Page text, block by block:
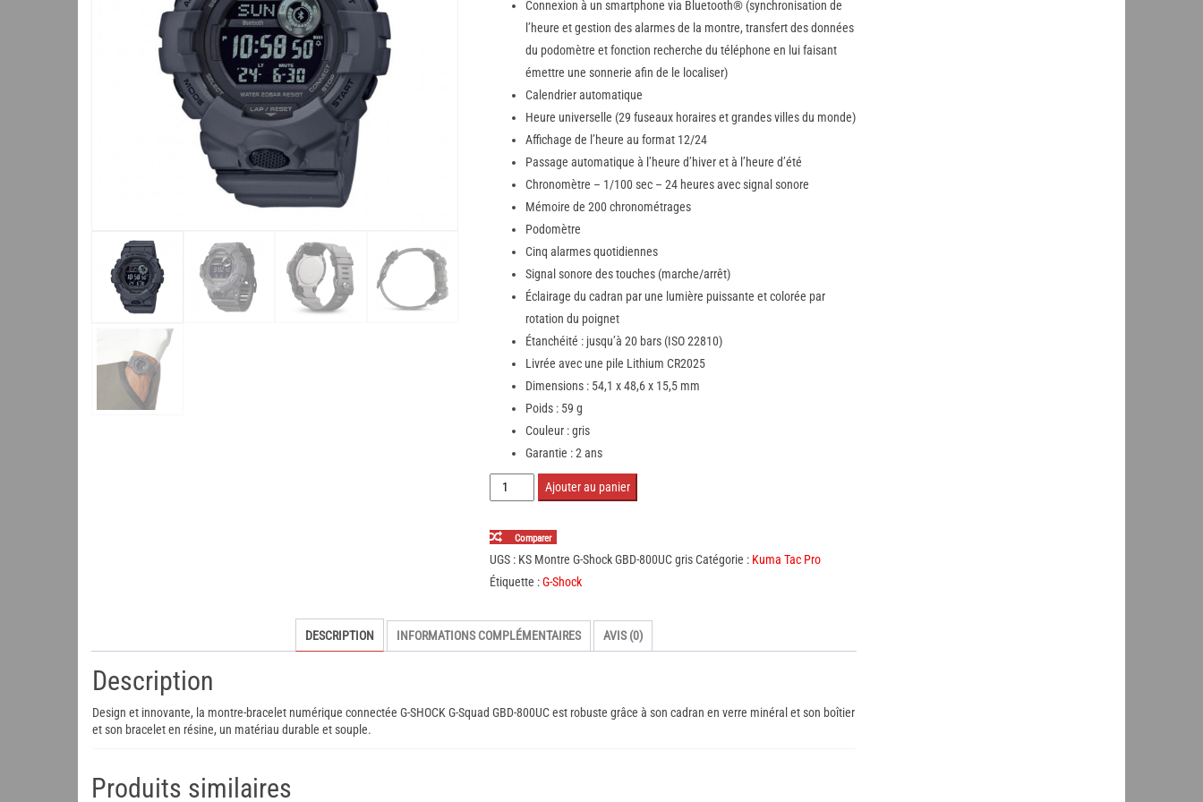
Connexion à un smartphone via Bluetooth® (synchronisation de
l’heure et gestion des alarmes de la montre, transfert des données
du podomètre et fonction recherche du téléphone en lui faisant
émettre une sonnerie afin de le localiser)
Calendrier automatique
Heure universelle (29 fuseaux horaires et grandes villes du monde)
Affichage de l’heure au format 12/24
Passage automatique à l’heure d’hiver et à l’heure d’été
Chronomètre – 1/100 sec – 24 heures avec signal sonore
Mémoire de 200 chronométrages
Podomètre
Cinq alarmes quotidiennes
Signal sonore des touches (marche/arrêt)
Éclairage du cadran par une lumière puissante et colorée par
rotation du poignet
Étanchéité : jusqu’à 20 bars (ISO 22810)
Livrée avec une pile Lithium CR2025
Dimensions : 54,1 x 48,6 x 15,5 mm
Poids : 59 g
Couleur : gris
Garantie : 2 ans
quantité
de
Montre
Shock
800UC
gris
Ajouter au panier
Comparer
UGS : KS Montre G-Shock GBD-800UC gris Catégorie : Kuma Tac Pro
Étiquette :G-Shock
DESCRIPTION INFORMATIONS COMPLÉMENTAIRES AVIS (0)
Description
Design et innovante, la montre-bracelet numérique connectée G-SHOCK G-Squad GBD-800UC est robuste grâce à son cadran en verre minéral et son boîtier
et son bracelet en résine, un matériau durable et souple.
Produits similaires